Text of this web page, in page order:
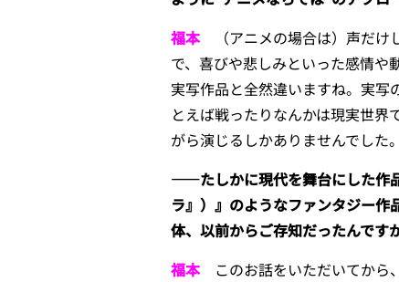
福本（アニメの場合は）声だけ
で、喜びや悲しみといった感情や
実写作品と全然違いますね。実写
とえば戦ったりなんかは現実世
がら演じるしかありませんでした。
――たしかに現代を舞台にした作
ラ』）』のようなファンタジー作
体、以前からご存知だったんです
福本このお話をいただいてから